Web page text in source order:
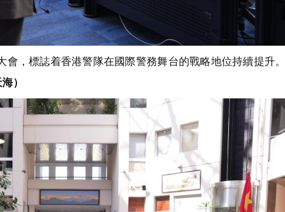
會，標誌着香港警隊在國際警務舞台的戰略地位持續提升
）